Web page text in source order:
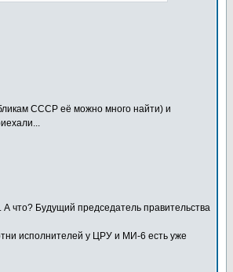
СССР её можно много найти) и
что? Будущий председатель правительства
исполнителей у ЦРУ и МИ-6 есть уже